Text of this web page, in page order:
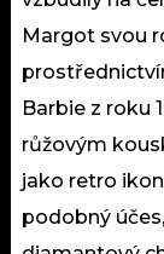
Margot svou
Barbie z roku
růžovým
jako retro
podobný